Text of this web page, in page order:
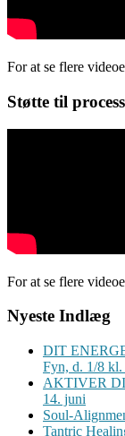
For at se flere
Støtte til
For at se flere
Nyeste Indlæg
DIT
Fyn, d. 1/8 kl.
AKTIVER
14. juni
Soul-
Tantric